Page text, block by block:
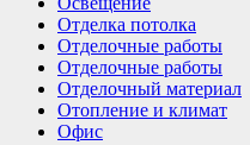
Отделка потолка
Отделочные работы
Отделочные работы
Отделочный материал
Отопление и климат
Офис